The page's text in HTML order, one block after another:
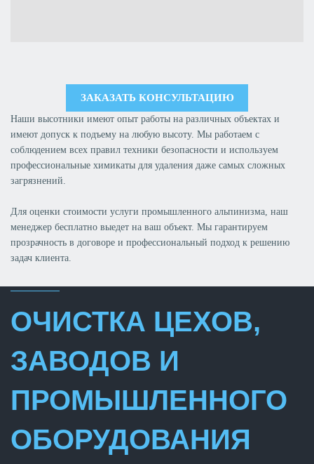
ЗАКАЗАТЬ КОНСУЛЬТАЦИЮ
Наши высотники имеют опыт работы на различных объектах и
имеют допуск к подъему на любую высоту. Мы работаем с
соблюдением всех правил техники безопасности и используем
профессиональные химикаты для удаления даже самых сложных
загрязнений.
Для оценки стоимости услуги промышленного альпинизма, наш
менеджер бесплатно выедет на ваш объект. Мы гарантируем
прозрачность в договоре и профессиональный подход к решению
задач клиента.
ОЧИСТКА ЦЕХОВ,
ЗАВОДОВ И
ПРОМЫШЛЕННОГО
ОБОРУДОВАНИЯ